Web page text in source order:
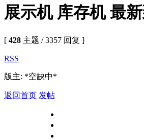
展示机 库存机 最
[ 428 主题 / 3357 回复 ]
RSS
版主: *空缺中*
返回首页 发帖